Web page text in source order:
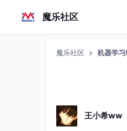
魔乐社区
魔乐社区 机器学
王小希ww